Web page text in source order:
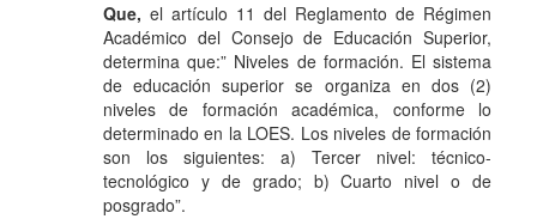
Que, el artículo 11 del Reglamento de Régimen
Académico del Consejo de Educación Superior,
determina que:” Niveles de formación. El sistema
de educación superior se organiza en dos (2)
niveles de formación académica, conforme lo
determinado en la LOES. Los niveles de formación
son los siguientes: a) Tercer nivel: técnico-
tecnológico y de grado; b) Cuarto nivel o de
posgrado”.